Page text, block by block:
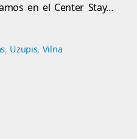
en el Center Stay…
, Uzupis, Vilna